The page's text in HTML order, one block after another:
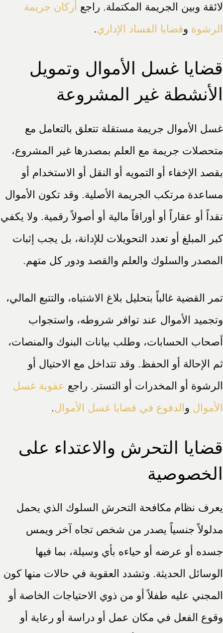
لائقة وبين الجريمة المكتملة. راجع
أركان جريمة
الرشوة وقضايا الفساد الإداري.
قضايا غسل الأموال وتمويل
الأنشطة غير المشروعة
غسل الأموال جريمة مستقلة تتعلق بالتعامل مع
متحصلات جريمة مع العلم بمصدرها غير المشروع،
بقصد الإخفاء أو التمويه أو النقل أو الاستخدام أو
مساعدة مرتكب الجريمة الأصلية. وقد تكون الأموال
نقداً أو عقاراً أو أوراقاً مالية أو أصولاً رقمية. ولا يكفي
كبر المبلغ أو تعدد التحويلات للإدانة، بل يجب إثبات
المصدر والسلوك والعلم والقصد ودور كل متهم.
تمر القضية غالباً بتحليل بلاغ الاشتباه، والتتبع المالي،
وتجميد الأموال عند توافر شروطه، واستجواب
أصحاب الحسابات، وطلب بيانات البنوك والمنصات،
ثم الإحالة أو الحفظ. وقد تتداخل مع الاحتيال أو
الرشوة أو المخدرات أو التستر. راجع عقوبة غسل
الأموال و الدفوع في قضايا غسل الأموال.
قضايا التحرش والاعتداء على
الخصوصية
يعرف نظام مكافحة التحرش السلوك الذي يحمل
مدلولاً جنسياً يصدر من شخص تجاه آخر ويمس
جسده أو عرضه أو حياءه بأي وسيلة، بما فيها
الوسائل الحديثة. وتشدد العقوبة في حالات منها كون
المجني عليه طفلاً أو من ذوي الاحتياجات الخاصة أو
وقوع الفعل في مكان عمل أو دراسة أو رعاية أو